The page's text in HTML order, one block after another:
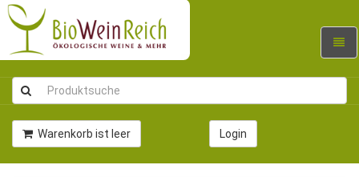
Warenkorb ist leer Login